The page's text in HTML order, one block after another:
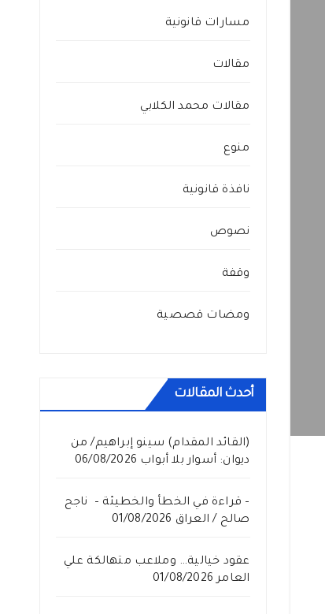
مسارات قانونية
مقالات
مقالات محمد الكلابي
منوع
نافذة قانونية
نصوص
وقفة
ومضات قصصية
أحدث المقالات
(القائد المقدام) سينو إبراهيم/ من
ديوان: أسوار بلا أبواب 06/08/2026
– قراءة في الخطأ والخطيئة – ناجح
صالح / العراق 01/08/2026
عقود خيالية… وملاعب متهالكة علي
العامر 01/08/2026